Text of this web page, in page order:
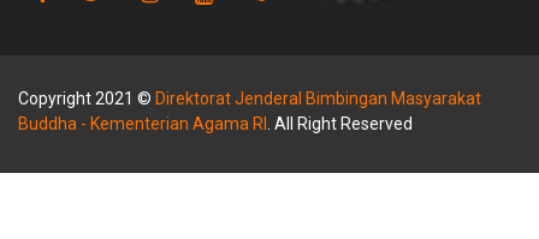
Copyright 2021 © Direktorat Jenderal Bimbingan Masyarakat
Buddha - Kementerian Agama RI
. All Right Reserved